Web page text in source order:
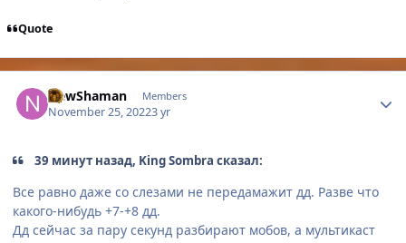
Quote
NewShaman Members
November 25, 20223 yr
39 минут назад, King Sombra сказал:
Все равно даже со слезами не передамажит дд. Разве что
какого-нибудь +7-+8 дд.
Дд сейчас за пару секунд разбирают мобов, а мультикаст